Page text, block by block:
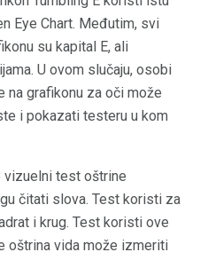
Eye Chart. Međutim, svi
su kapital E, ali
U ovom slučaju, osobi
na grafikonu za oči može
i pokazati testeru u kom
vizuelni test oštrine
čitati slova. Test koristi za
i krug. Test koristi ove
oštrina vida može izmeriti